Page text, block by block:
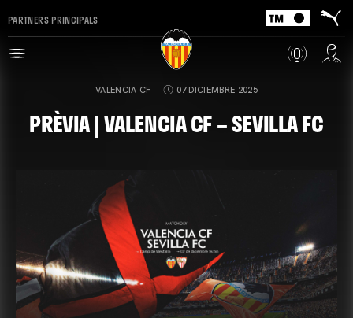
PARTNERS PRINCIPALS
VALENCIA CF 07 DICIEMBRE 2025
PRÈVIA | VALENCIA CF – SEVILLA FC